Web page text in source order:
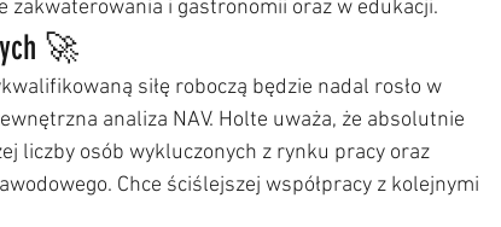
zakwaterowania i gastronomii oraz w edukacji.
🚀
siłę roboczą będzie nadal rosło w
analiza NAV. Holte uważa, że absolutnie
liczby osób wykluczonych z rynku pracy oraz
Chce ściślejszej współpracy z kolejnymi